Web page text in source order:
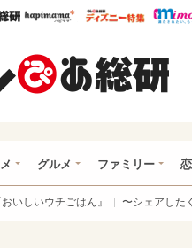
ウレぴあ総研ハピママ* ウレ
グルメ ファミリー
いしいウチごはん』 〜シェアした